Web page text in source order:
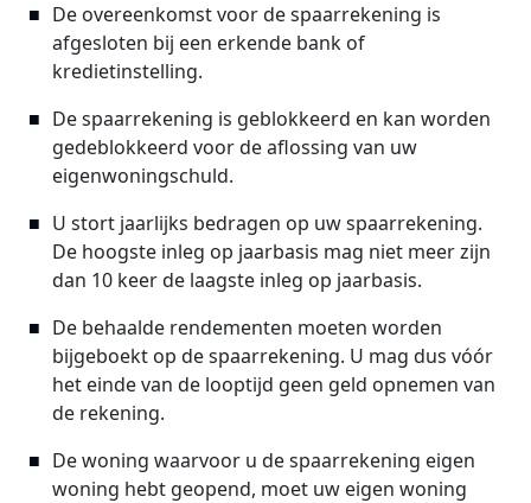
De overeenkomst voor de spaarrekening is
afgesloten bij een erkende bank of
kredietinstelling.
De spaarrekening is geblokkeerd en kan worden
gedeblokkeerd voor de aflossing van uw
eigenwoningschuld.
U stort jaarlijks bedragen op uw spaarrekening.
De hoogste inleg op jaarbasis mag niet meer zijn
dan 10 keer de laagste inleg op jaarbasis.
De behaalde rendementen moeten worden
bijgeboekt op de spaarrekening. U mag dus vóór
het einde van de looptijd geen geld opnemen van
de rekening.
De woning waarvoor u de spaarrekening eigen
woning hebt geopend, moet uw eigen woning